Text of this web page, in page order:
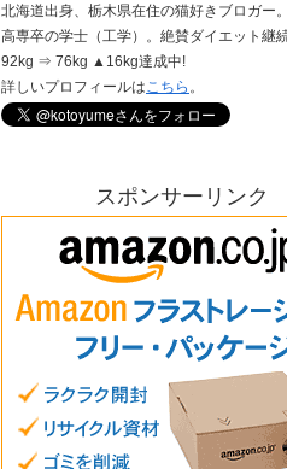
北海道出身、栃木県在住の猫好きブロガー。
高専卒の学士（工学）。絶賛ダイエット継続
92kg ⇒ 76kg ▲16kg達成中!
詳しいプロフィールは こちら 。
スポンサーリンク